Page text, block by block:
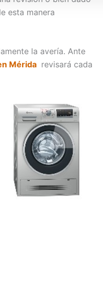
esta manera
la avería. Ante
Mérida revisará cada